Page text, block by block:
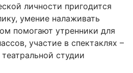
личности пригодится
умение налаживать
помогают утренники для
участие в спектаклях –
студии